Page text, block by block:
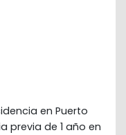
en Puerto
previa de 1 año en